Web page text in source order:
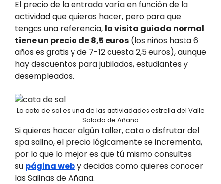
El precio de la entrada varía en función de la
actividad que quieras hacer, pero para que
tengas una referencia, la visita guiada normal
tiene un precio de 8,5 euros (los niños hasta 6
años es gratis y de 7-12 cuesta 2,5 euros), aunque
hay descuentos para jubilados, estudiantes y
desempleados.
La cata de sal es una de las activiadades estrella del Valle
Salado de Añana
Si quieres hacer algún taller, cata o disfrutar del
spa salino, el precio lógicamente se incrementa,
por lo que lo mejor es que tú mismo consultes
su página weby decidas como quieres conocer
las Salinas de Añana.